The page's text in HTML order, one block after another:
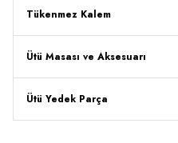
Tükenmez Kalem
Ütü Masası ve Aksesuarı
Ütü Yedek Parça